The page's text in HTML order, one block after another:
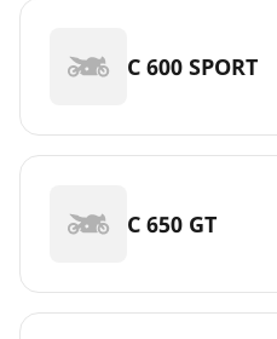
C 600 SPORT
C 650 GT